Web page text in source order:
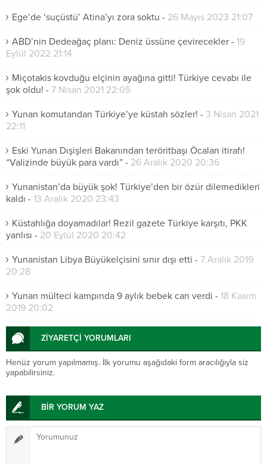
Ege’de ‘suçüstü’ Atina’yı zora soktu - 26 Mayıs 2023 21:07
ABD’nin Dedeağaç planı: Deniz üssüne çevirecekler - 19
Eylül 2022 21:14
Miçotakis kovduğu elçinin ayağına gitti! Türkiye cevabı ile
şok oldu! - 7 Nisan 2021 22:05
Yunan komutandan Türkiye’ye küstah sözler! - 3 Nisan 2021
22:11
Eski Yunan Dışişleri Bakanından teröritbaşı Öcalan itirafı!
“Valizinde büyük para vardı” - 26 Aralık 2020 20:36
Yunanistan’da büyük şok! Türkiye’den bir özür dilemedikleri
kaldı - 13 Aralık 2020 23:43
Küstahlığa doyamadılar! Rezil gazete Türkiye karşıtı, PKK
yanlısı - 20 Eylül 2020 20:42
Yunanistan Libya Büyükelçisini sınır dışı etti - 7 Aralık 2019
20:28
Yunan mülteci kampında 9 aylık bebek can verdi - 18 Kasım
2019 20:02
ZİYARETÇİ YORUMLARI
Henüz yorum yapılmamış. İlk yorumu aşağıdaki form aracılığıyla siz
yapabilirsiniz.
BİR YORUM YAZ